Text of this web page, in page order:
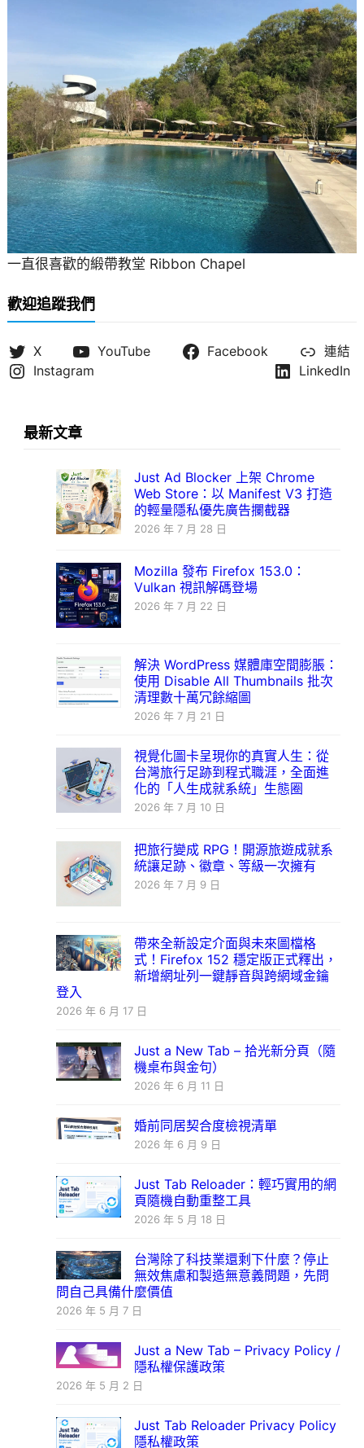
一直很喜歡的緞帶教堂 Ribbon Chapel
歡迎追蹤我們
X YouTube Facebook
連結
Instagram
LinkedIn
最新文章
Just Ad Blocker 上架 Chrome
Web Store：以 Manifest V3 打造
的輕量隱私優先廣告攔截器
2026 年 7 月 28 日
Mozilla 發布 Firefox 153.0：
Vulkan 視訊解碼登場
2026 年 7 月 22 日
解決 WordPress 媒體庫空間膨脹：
使用 Disable All Thumbnails 批次
清理數十萬冗餘縮圖
2026 年 7 月 21 日
視覺化圖卡呈現你的真實人生：從
台灣旅行足跡到程式職涯，全面進
化的「人生成就系統」生態圈
2026 年 7 月 10 日
把旅行變成 RPG！開源旅遊成就系
統讓足跡、徽章、等級一次擁有
2026 年 7 月 9 日
帶來全新設定介面與未來圖檔格
式！Firefox 152 穩定版正式釋出，
新增網址列一鍵靜音與跨網域金鑰
登入
2026 年 6 月 17 日
Just a New Tab – 拾光新分頁（隨
機桌布與金句）
2026 年 6 月 11 日
婚前同居契合度檢視清單
2026 年 6 月 9 日
Just Tab Reloader：輕巧實用的網
頁隨機自動重整工具
2026 年 5 月 18 日
台灣除了科技業還剩下什麼？停止
無效焦慮和製造無意義問題，先問
問自己具備什麼價值
2026 年 5 月 7 日
Just a New Tab – Privacy Policy /
隱私權保護政策
2026 年 5 月 2 日
Just Tab Reloader Privacy Policy
隱私權政策